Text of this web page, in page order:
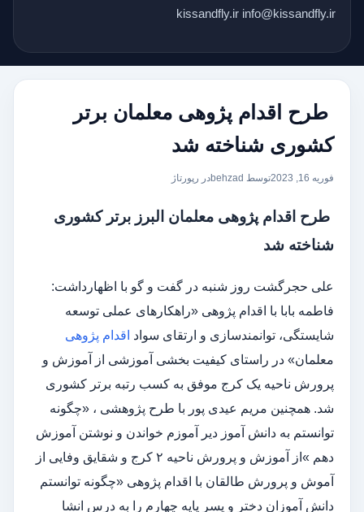
kissandfly.ir info@kissandfly.ir
طرح اقدام پژوهی معلمان برتر
کشوری شناخته شد
فوریه 16, 2023 توسط behzad در رپورتاژ
طرح اقدام پژوهی معلمان البرز برتر کشوری
شناخته شد
علی حجرگشت روز شنبه در گفت و گو با اظهارداشت:
فاطمه بابا با اقدام پژوهی «راهکارهای عملی توسعه
شایستگی، توانمندسازی و ارتقای سواد اقدام پژوهی
معلمان» در راستای کیفیت بخشی آموزشی از آموزش و
پرورش ناحیه یک کرج موفق به کسب رتبه برتر کشوری
شد. همچنین مریم عیدی پور با طرح پژوهشی ، «چگونه
توانستم به دانش آموز دیر آموزم خواندن و نوشتن آموزش
دهم »از آموزش و پرورش ناحیه ۲ کرج و شقایق وفایی از
آموش و پرورش طالقان با اقدام پژوهی «چگونه توانستم
دانش آموزان دختر و پسر پایه چهارم را به درس انشا